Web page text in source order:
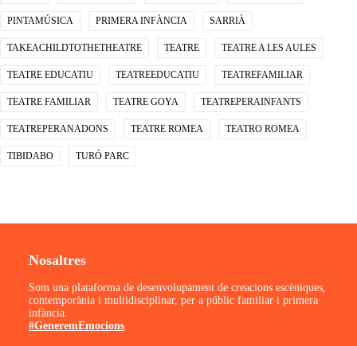
PINTAMÚSICA PRIMERA INFÀNCIA SARRIÀ
TAKEACHILDTOTHETHEATRE TEATRE TEATRE A LES AULES
TEATRE EDUCATIU TEATREEDUCATIU TEATREFAMILIAR
TEATRE FAMILIAR TEATRE GOYA TEATREPERAINFANTS
TEATREPERANADONS TEATRE ROMEA TEATRO ROMEA
TIBIDABO TURÓ PARC
Nosaltres
Som una plataforma de desenvolupament de creacions escèniques,
contemporània i multidisciplinar, per a públic familiar i primera
infància.
#GeneremEmocions